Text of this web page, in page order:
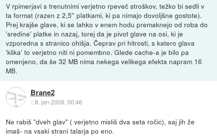
V rpimerjavi s trenutnimi verjetno rpeveč stroškov, težko bi sedli v
ta format (razen z 2,5'' platkami, ki pa nimajo dovoljšne gostote).
Prej krajše glave, ki se lahko v enem hodu premaknejo od roba do
'sredine' platke in nazaj, torej da je pivot glave na osi, ki je
vzporedna s stranico ohišja. Čeprav pri hitrosti, s katero glava
'klika' to verjetno niti ni pomembno. Glede cache-a je bilo pa
omenjeno, da še 32 MB nima nekega velikega efekta napram 16
MB.
Brane2
::8. jan 2009, 00:46
Ne rabiš "dveh glav" ( verjetno misliš dva seta ročic), saj jih že
imaš- na vsaki strani talarja po eno.